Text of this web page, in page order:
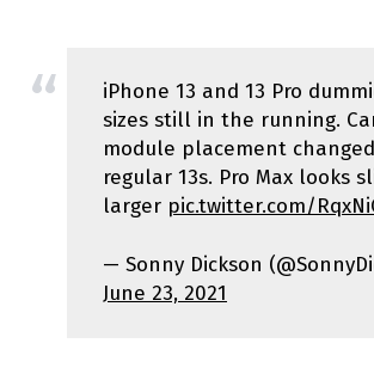
iPhone 13 and 13 Pro
sizes still in the running.
module placement
regular 13s. Pro Max looks
larger pic.twitter.com/
— Sonny Dickson
June 23, 2021